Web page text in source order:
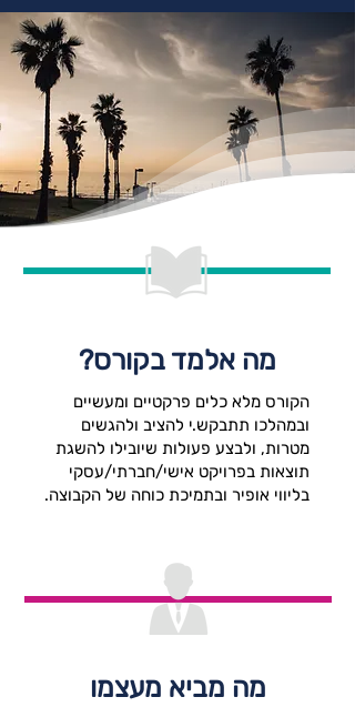
מה אלמד בקורס?
הקורס מלא כלים פרקטיים ומעשיים
ובמהלכו תתבקש.י להציב ולהגשים
מטרות, ולבצע פעולות שיובילו להשגת
תוצאות בפרויקט אישי/חברתי/עסקי
בליווי אופיר ובתמיכת כוחה של הקבוצה.
מה מביא מעצמו